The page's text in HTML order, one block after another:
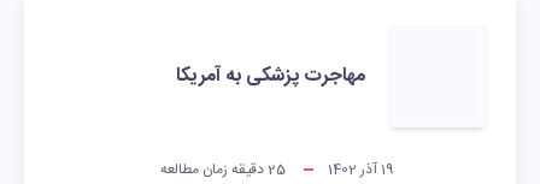
مهاجرت پزشکی به آمریکا
19 آذر 1402 25دقیقه زمان مطالعه